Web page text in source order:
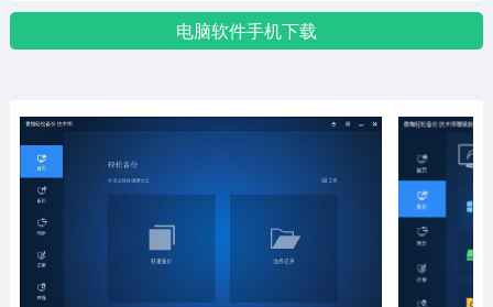
金融理财
电脑软件手机下载